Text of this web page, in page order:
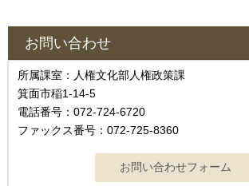
お問い合わせ
所属課室：人権文化部人権政策課
箕面市稲1-14-5
電話番号：072-724-6720
ファックス番号：072-725-8360